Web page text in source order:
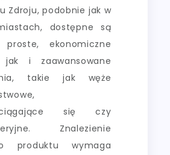
Zdroju, podobnie jak w
dostępne są
proste, ekonomiczne
jak i zaawansowane
takie jak węże
się czy
Znalezienie
produktu wymaga